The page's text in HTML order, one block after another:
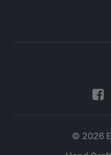
© 2026